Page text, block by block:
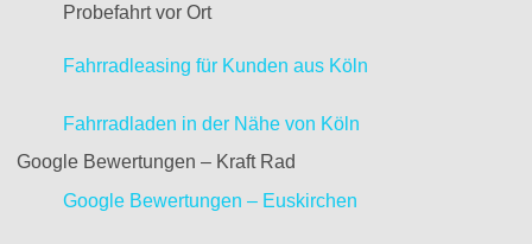
Probefahrt vor Ort
Fahrradleasing für Kunden aus Köln
Fahrradladen in der Nähe von Köln
Google Bewertungen – Kraft Rad
Google Bewertungen – Euskirchen